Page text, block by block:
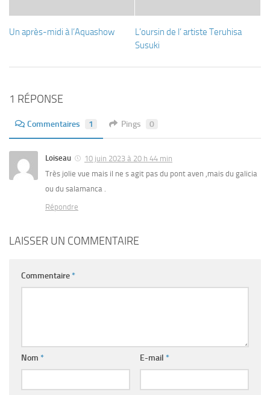
Un après-midi à l’Aquashow
L’oursin de l’ artiste Teruhisa
Susuki
1 RÉPONSE
Commentaires 1 Pings 0
Loiseau
10 juin 2023 à 20 h 44 min
Très jolie vue mais il ne s agit pas du pont aven ,mais du galicia
ou du salamanca .
Répondre
LAISSER UN COMMENTAIRE
Commentaire*
Nom * E-mail *